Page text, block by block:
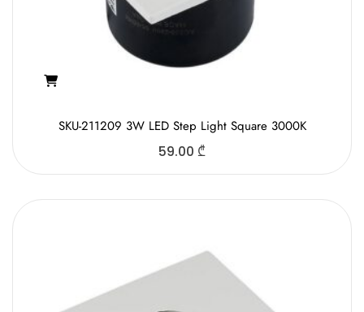
SKU-211209 3W LED Step Light Square 3000K
59.00 ₾